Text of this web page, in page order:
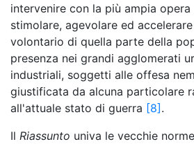
intervenire con la più ampia
stimolare, agevolare ed
volontario di quella parte della
presenza nei grandi agglomerati
industriali, soggetti alle offesa
giustificata da alcuna particolare
all'attuale stato di guerra [8].
Il Riassunto univa le vecchie